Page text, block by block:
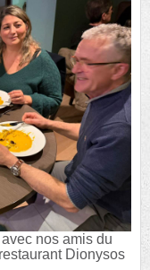
nos amis du
Dionysos